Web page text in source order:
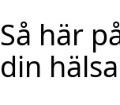
Så här
din hälsa